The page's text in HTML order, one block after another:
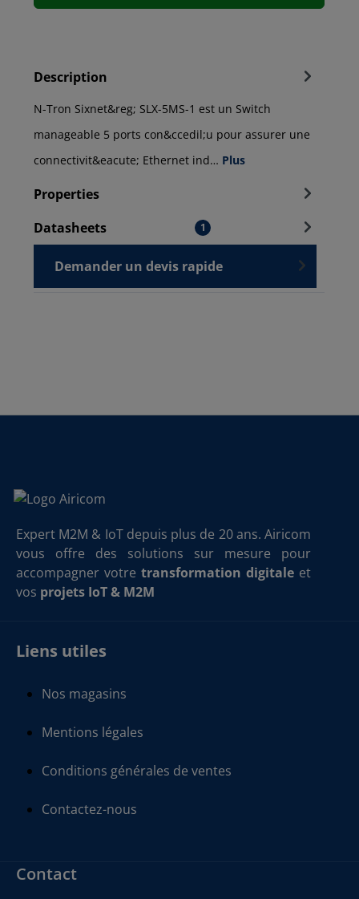
Description
N-Tron Sixnet&reg; SLX-5MS-1 est un Switch
manageable 5 ports con&ccedil;u pour assurer une
connectivit&eacute; Ethernet ind… Plus
Properties
Datasheets
1
Demander un devis rapide
Expert M2M & IoT depuis plus de 20 ans. Airicom
vous offre des solutions sur mesure pour
accompagner votre transformation digitale et
vos projets IoT & M2M
Liens utiles
Nos magasins
Mentions légales
Conditions générales de ventes
Contactez-nous
Contact